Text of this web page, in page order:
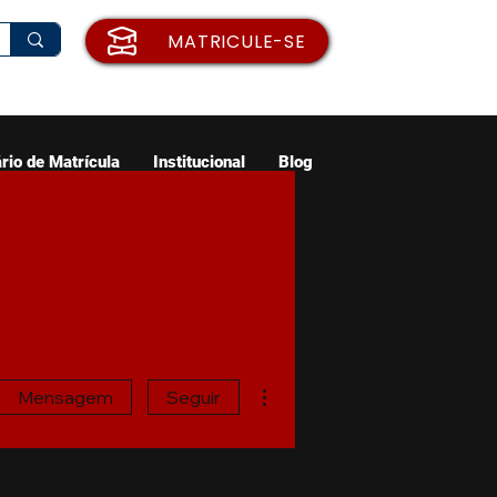
MATRICULE-SE
de Matrícula Institucional Blog
Mensagem Seguir